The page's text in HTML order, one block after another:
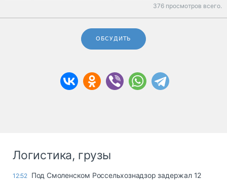
376 просмотров всего.
ОБСУДИТЬ
Логистика, грузы
12:52 Под Смоленском Россельхознадзор задержал 12